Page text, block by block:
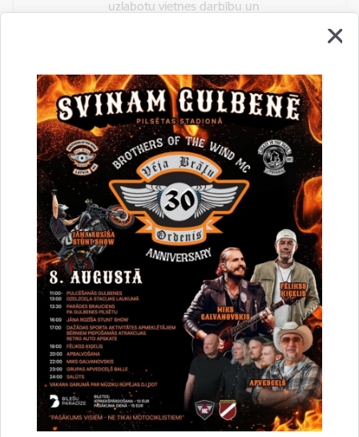
uzlabotu vietnes darbību un
statistisko datu iegūšanai par to, kā
apmeklētājs izmanto vietni.
2 gadi
_gat
Statistikas sīkdatnes (nepieciešamas, lai
uzlabotu vietnes darbību un
pakalpojumus)
Izmanto Google Analytics, lai samazinātu
pieprasījuma līmeni.
1 minūte
_gid